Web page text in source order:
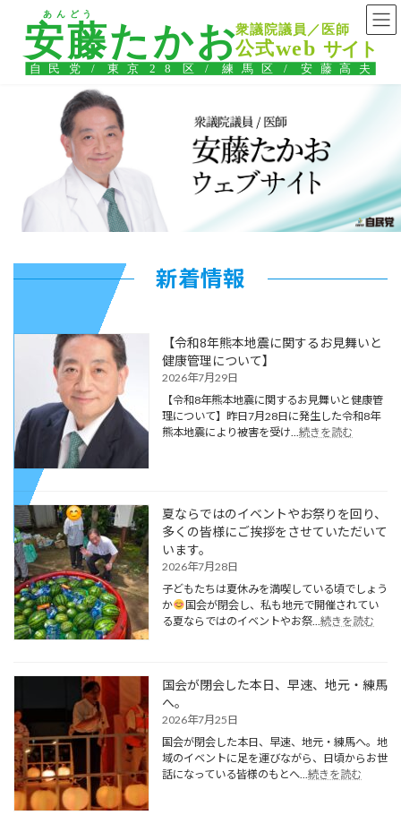
新着情報
【令和8年熊本地震に関するお見舞いと
健康管理について】
2026年7月29日
【令和8年熊本地震に関するお見舞いと健康管
理について】昨日7月28日に発生した令和8年
熊本地震により被害を受け... 続きを読む
夏ならではのイベントやお祭りを回り、
多くの皆様にご挨拶をさせていただいて
います。
2026年7月28日
子どもたちは夏休みを満喫している頃でしょう
か
国会が閉会し、私も地元で開催されてい
る夏ならではのイベントやお祭... 続きを読む
国会が閉会した本日、早速、地元・練馬
へ。
2026年7月25日
国会が閉会した本日、早速、地元・練馬へ。地
域のイベントに足を運びながら、日頃からお世
話になっている皆様のもとへ... 続きを読む